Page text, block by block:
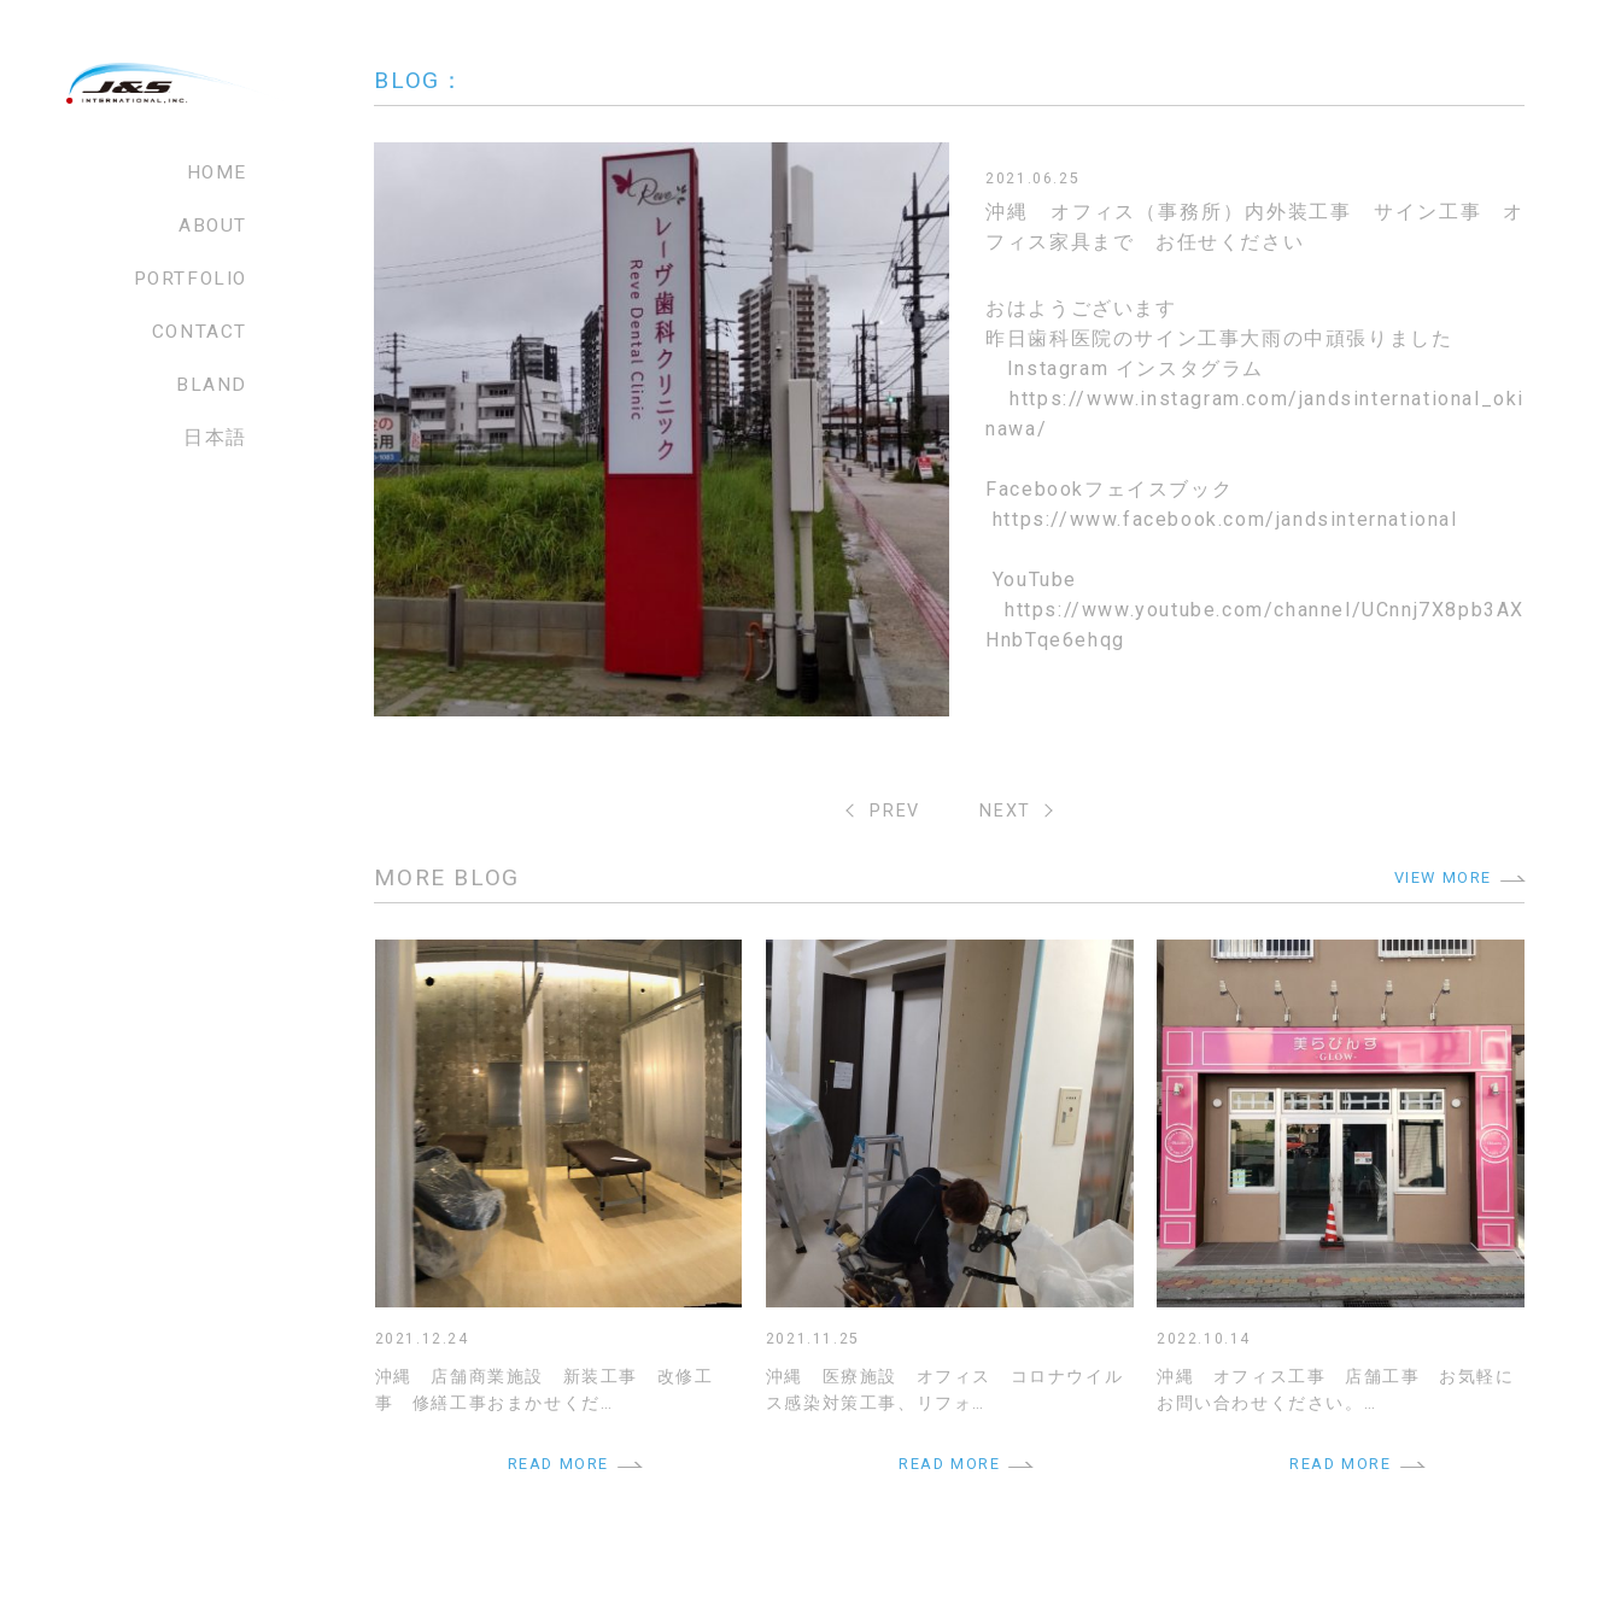
HOME
ABOUT
PORTFOLIO
CONTACT
BLAND
日本語
BLOG：
2021.06.25
沖縄 オフィス（事務所）内外装工事 サイン工事 オ
フィス家具まで お任せください
おはようございます
昨日歯科医院のサイン工事大雨の中頑張りました
Instagram インスタグラム
https://www.instagram.com/jandsinternational_oki
nawa/
Facebook フェイスブック
https://www.facebook.com/jandsinternational
YouTube
https://www.youtube.com/channel/UCnnj7X8pb3AX
HnbTqe6ehqg
PREV NEXT
MORE BLOG VIEW MORE
2021.12.24
沖縄 店舗商業施設 新装工事 改修工
事 修繕工事おまかせくだ…
READ MORE
2021.11.25
沖縄 医療施設 オフィス コロナウイル
ス感染対策工事、リフォ…
READ MORE
2022.10.14
沖縄 オフィス工事 店舗工事 お気軽に
お問い合わせください。…
READ MORE